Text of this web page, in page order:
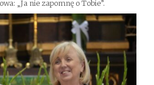
„Ja nie zapomnę o Tobie”.